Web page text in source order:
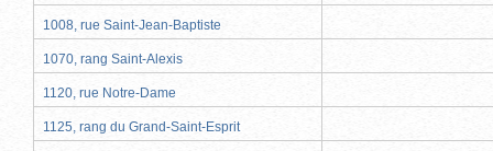
1008, rue Saint-Jean-Baptiste
1070, rang Saint-Alexis
1120, rue Notre-Dame
1125, rang du Grand-Saint-Esprit